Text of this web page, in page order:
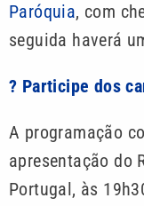
Paróquia, com
seguida haverá
? Participe dos
A programação
apresentação do
Portugal, às